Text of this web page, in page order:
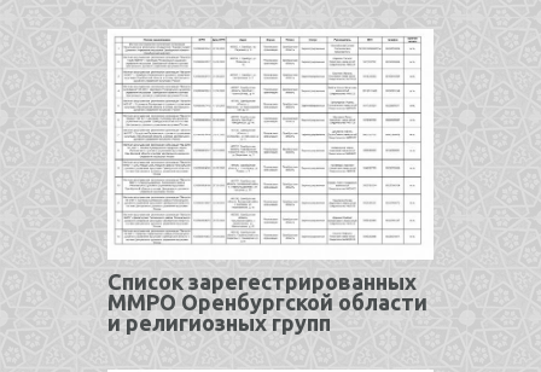
Список зарегестрированных
ММРО Оренбургской области
и религиозных групп